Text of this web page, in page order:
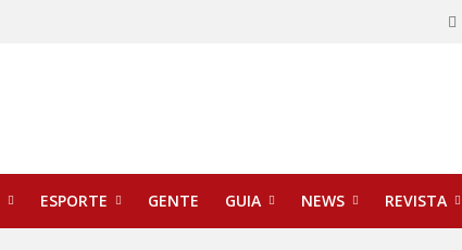
ESPORTE GENTE GUIA NEWS REVISTA